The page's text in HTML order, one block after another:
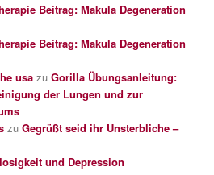
Beitrag: Makula Degeneration
Beitrag: Makula Degeneration
usa zuGorilla Übungsanleitung:
der Lungen und zur
zuGegrüßt seid ihr Unsterbliche –
und Depression